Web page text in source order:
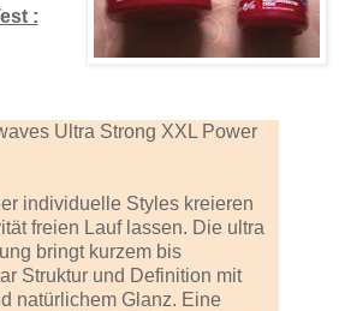
:
Ultra Strong XXL Power
individuelle Styles kreieren
freien Lauf lassen. Die ultra
bringt kurzem bis
Struktur und Definition mit
natürlichem Glanz. Eine